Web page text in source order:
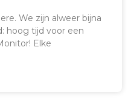
We zijn alweer bijna
hoog tijd voor een
Elke